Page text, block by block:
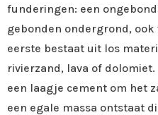
funderingen: een
gebonden ondergrond, ook
eerste bestaat uit los
rivierzand, lava of
een laagje cement om het
een egale massa ontstaat